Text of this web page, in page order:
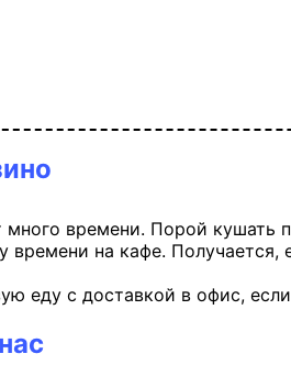
времени. Порой кушать
на кафе.
еду с доставкой в офис,